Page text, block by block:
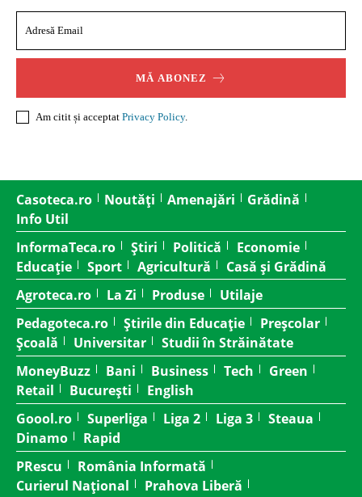
MĂ ABONEZ
Am citit și acceptat Privacy Policy.
Casoteca.ro Noutăți Amenajări
Grădină
Info Util
InformaTeca.ro
Știri Politică
Economie
Educație
Sport Agricultură
Casă și Grădină
Agroteca.ro
La Zi Produse
Utilaje
Pedagoteca.ro
Știrile din Educație
Preșcolar
Școală
Universitar
Studii în Străinătate
MoneyBuzz
Bani Business Tech
Green
Retail
București
English
Goool.ro
Superliga Liga 2 Liga 3
Steaua
Dinamo
Rapid
PRescu
România Informată
Curierul Național
Prahova Liberă